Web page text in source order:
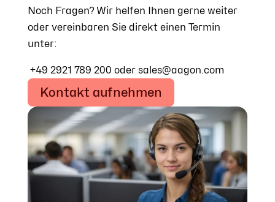
Noch Fragen? Wir helfen Ihnen gerne weiter
oder vereinbaren Sie direkt einen Termin
unter:
+49 2921 789 200 oder sales@aagon.com
Kontakt aufnehmen